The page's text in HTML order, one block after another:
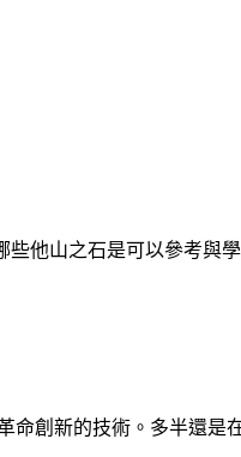
他山之石是可以參考與
命創新的技術。多半還